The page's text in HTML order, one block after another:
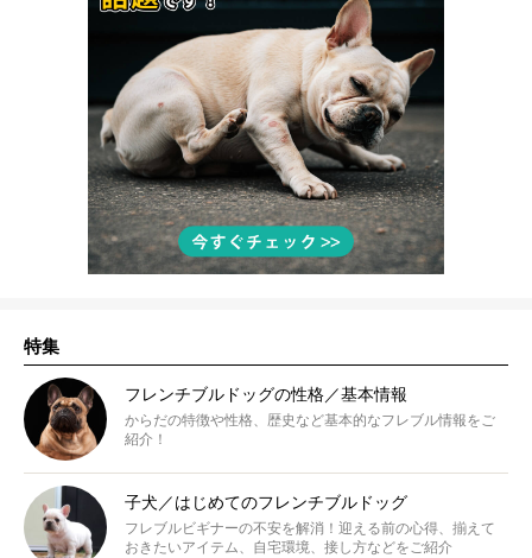
特集
フレンチブルドッグの性格／基本情報
からだの特徴や性格、歴史など基本的なフレブル情報をご
紹介！
子犬／はじめてのフレンチブルドッグ
フレブルビギナーの不安を解消！迎える前の心得、揃えて
おきたいアイテム、自宅環境、接し方などをご紹介